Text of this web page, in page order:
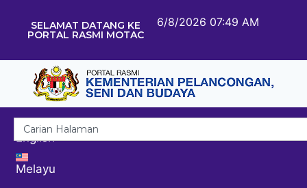
SELAMAT DATANG KE
PORTAL RASMI MOTAC
6/8/2026 07:49 AM
English
Melayu